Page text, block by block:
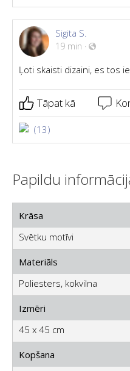
Sigita S.
19 min ·
Ļoti skaisti dizaini, es tos
Tāpat kā
(13)
Papildu
Krāsa
Svētku motīvi
Materiāls
Poliesters, kokvilna
Izmēri
45 x 45 cm
Kopšana